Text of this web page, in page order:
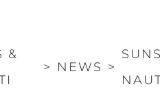
&
> NEWS >